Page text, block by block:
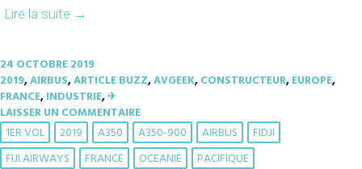
Lire la suite →
24 OCTOBRE 2019
2019,AIRBUS,ARTICLE BUZZ,AVGEEK,CONSTRUCTEUR,EUROPE,
FRANCE,INDUSTRIE,✈︎
LAISSER UN COMMENTAIRE
1ER VOL 2019 A350 A350-900 AIRBUS
FIDJI
FIJI AIRWAYS
FRANCE OCEANIE PACIFIQUE